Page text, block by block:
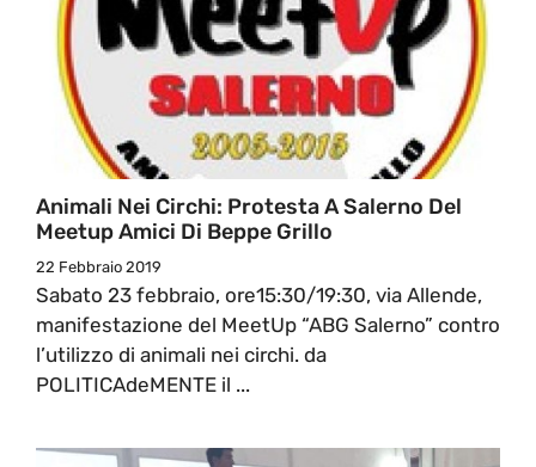
Animali Nei Circhi: Protesta A Salerno Del
Meetup Amici Di Beppe Grillo
22 Febbraio 2019
Sabato 23 febbraio, ore15:30/19:30, via Allende,
manifestazione del MeetUp “ABG Salerno” contro
l’utilizzo di animali nei circhi. da
POLITICAdeMENTE il ...